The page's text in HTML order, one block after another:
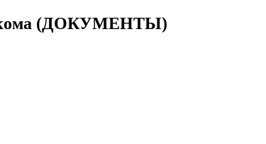
(ДОКУМЕНТЫ)